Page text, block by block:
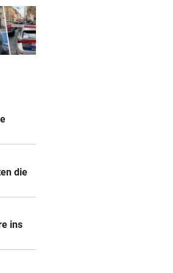
die
ins